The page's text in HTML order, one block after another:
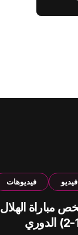
فيديو فيديوهات
مباراة الهلال
والقادسية (1-2) الدوري